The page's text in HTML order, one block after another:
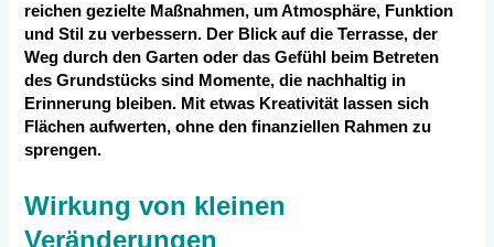
reichen gezielte Maßnahmen, um Atmosphäre, Funktion
und Stil zu verbessern. Der Blick auf die Terrasse, der
Weg durch den Garten oder das Gefühl beim Betreten
des Grundstücks sind Momente, die nachhaltig in
Erinnerung bleiben. Mit etwas Kreativität lassen sich
Flächen aufwerten, ohne den finanziellen Rahmen zu
sprengen.
Wirkung von kleinen
Veränderungen